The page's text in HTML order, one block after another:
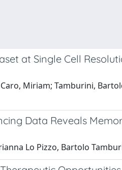
at Single Cell
Miriam; Tamburini,
Data Reveals
Lo Pizzo, Bartolo